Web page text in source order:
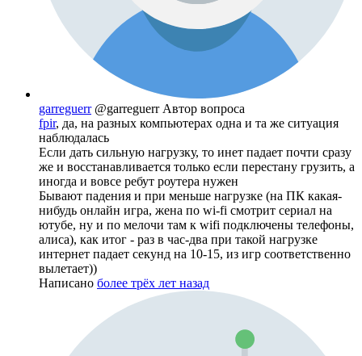
garreguerr @garreguerr Автор вопроса
fpir, да, на разных компьютерах одна и та же ситуация
наблюдалась
Если дать сильную нагрузку, то инет падает почти сразу
же и восстанавливается только если перестану грузить, а
иногда и вовсе ребут роутера нужен
Бывают падения и при меньше нагрузке (на ПК какая-
нибудь онлайн игра, жена по wi-fi смотрит сериал на
ютубе, ну и по мелочи там к wifi подключены телефоны,
алиса), как итог - раз в час-два при такой нагрузке
интернет падает секунд на 10-15, из игр соответственно
вылетает))
Написано более трёх лет назад